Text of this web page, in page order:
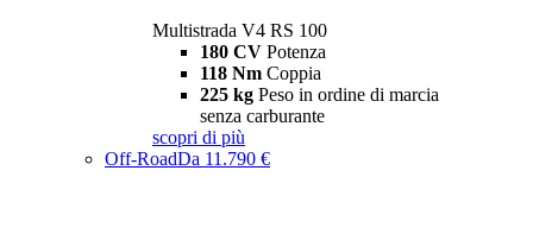
Multistrada V4 RS 100
180 CV Potenza
118 Nm Coppia
225 kg Peso in ordine di marcia
senza carburante
scopri di più
Off-RoadDa 11.790 €